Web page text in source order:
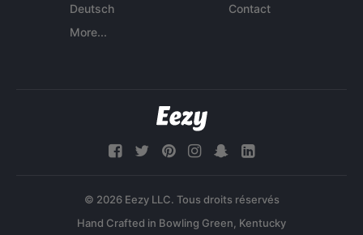
Deutsch
More...
Contact
© 2026 Eezy LLC. Tous droits réservés